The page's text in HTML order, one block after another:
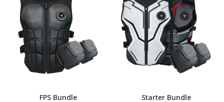
FPS Bundle Starter Bundle